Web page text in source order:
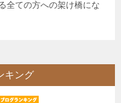
全ての方への架け橋にな
キング